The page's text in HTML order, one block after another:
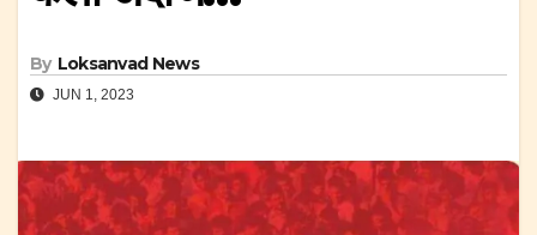
By Loksanvad News
JUN 1, 2023